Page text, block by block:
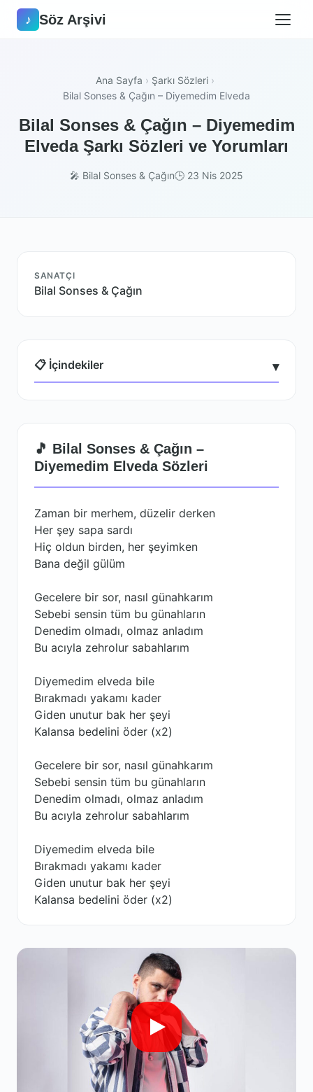
♪ Söz Arşivi
Ana Sayfa › Şarkı Sözleri ›
Bilal Sonses & Çağın – Diyemedim Elveda
Bilal Sonses & Çağın – Diyemedim
Elveda Şarkı Sözleri ve Yorumları
🎤 Bilal Sonses & Çağın🕒 23 Nis 2025
SANATÇI
Bilal Sonses & Çağın
📋 İçindekiler ▾
🎵 Bilal Sonses & Çağın –
Diyemedim Elveda Sözleri
Zaman bir merhem, düzelir derken
Her şey sapa sardı
Hiç oldun birden, her şeyimken
Bana değil gülüm
Gecelere bir sor, nasıl günahkarım
Sebebi sensin tüm bu günahların
Denedim olmadı, olmaz anladım
Bu acıyla zehrolur sabahlarım
Diyemedim elveda bile
Bırakmadı yakamı kader
Giden unutur bak her şeyi
Kalansa bedelini öder (x2)
Gecelere bir sor, nasıl günahkarım
Sebebi sensin tüm bu günahların
Denedim olmadı, olmaz anladım
Bu acıyla zehrolur sabahlarım
Diyemedim elveda bile
Bırakmadı yakamı kader
Giden unutur bak her şeyi
Kalansa bedelini öder (x2)